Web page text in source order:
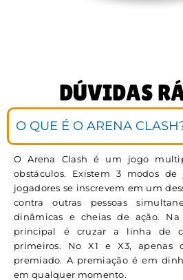
DÚVIDAS
O QUE É O ARENA
O Arena Clash é um jogo
obstáculos. Existem 3 modos de
jogadores se inscrevem em um
contra outras pessoas
dinâmicas e cheias de ação.
principal é cruzar a linha de
primeiros. No X1 e X3, apenas
premiado. A premiação é em
em qualquer momento.